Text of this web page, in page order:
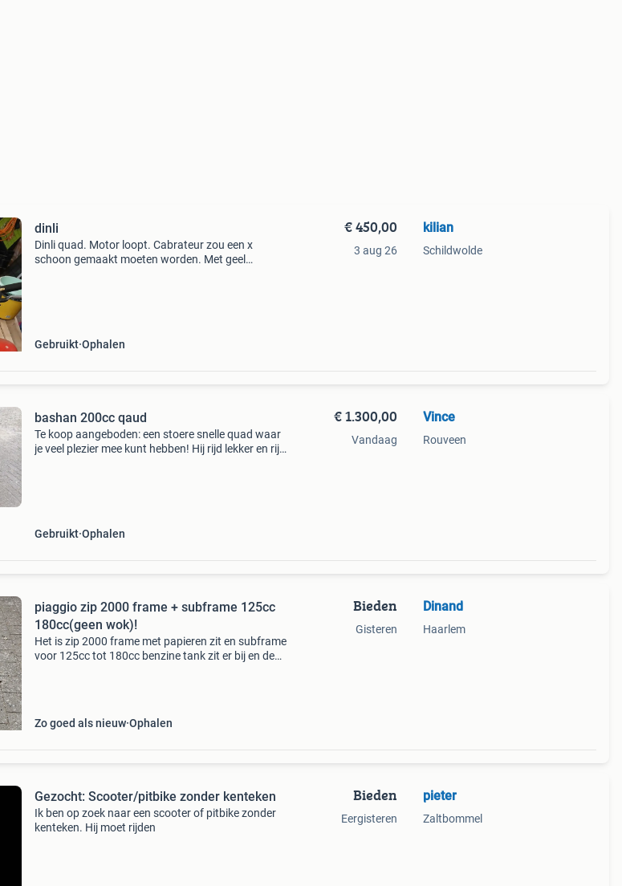
dinli
Dinli quad. Motor loopt. Cabrateur zou een x
schoon gemaakt moeten worden. Met geel
Gebruikt Ophalen
€ 450,00
3 aug 26
kilian
Schildwolde
bashan 200cc qaud
Te koop aangeboden: een stoere snelle quad waar
je veel plezier mee kunt hebben! Hij rijd lekker en rijd
Gebruikt Ophalen
€ 1.300,00
Vandaag
Vince
Rouveen
piaggio zip 2000 frame + subframe 125cc
180cc(geen wok)!
Het is zip 2000 frame met papieren zit en subframe
voor 125cc tot 180cc benzine tank zit er bij en de
Zo goed als nieuw Ophalen
Bieden
Gisteren
Dinand
Haarlem
Gezocht: Scooter/pitbike zonder kenteken
Ik ben op zoek naar een scooter of pitbike zonder
kenteken. Hij moet rijden
Bieden
Eergisteren
pieter
Zaltbommel